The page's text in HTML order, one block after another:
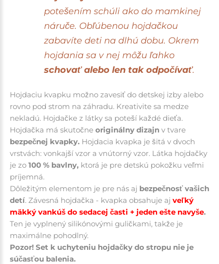
potešením schúli ako do mamkinej
náruče. Obľúbenou hojdačkou
zabavíte deti na dlhú dobu. Okrem
hojdania sa v nej môžu ľahko
schovať alebo len tak odpočívať.
Hojdaciu kvapku možno zavesiť do detskej izby alebo
rovno pod strom na záhradu. Kreativite sa medze
nekladú. Hojdačke z látky sa poteší každé dieťa.
Hojdačka má skutočne originálny dizajn v tvare
bezpečnej kvapky. Hojdacia kvapka je šitá v dvoch
vrstvách: vonkajší vzor a vnútorný vzor. Látka hojdačky
je zo 100 % bavlny, ktorá je pre detskú pokožku veľmi
príjemná.
Dôležitým elementom je pre nás aj bezpečnosť vašich
detí. Závesná hojdačka - kvapka obsahuje aj veľký
mäkký vankúš do sedacej časti + jeden ešte navyše.
Ten je vyplnený silikónovými guličkami, takže je
maximálne pohodlný.
Pozor! Set k uchyteniu hojdačky do stropu nie je
súčasťou balenia.